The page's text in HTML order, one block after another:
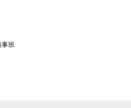
班